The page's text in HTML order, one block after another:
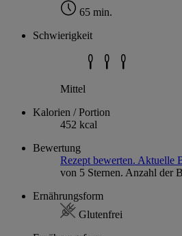
65 min.
Schwierigkeit
Mittel
Kalorien / Portion
452 kcal
Bewertung
Rezept bewerten. Aktuelle
von 5 Sternen. Anzahl der
Ernährungsform
Glutenfrei